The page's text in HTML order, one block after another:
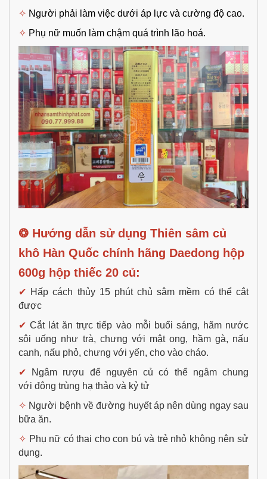
✧ Người phải làm việc dưới áp lực và cường độ cao.
✧ Phụ nữ muốn làm chậm quá trình lão hoá.
❂ Hướng dẫn sử dụng Thiên sâm củ
khô Hàn Quốc chính hãng Daedong hộp
600g hộp thiếc 20 củ:
✔ Hấp cách thủy 15 phút chủ sâm mềm có thể cắt
được
✔Cắt lát ăn trực tiếp vào mỗi buổi sáng, hãm nước
sôi uống như trà, chưng với mật ong, hầm gà, nấu
canh, nấu phỏ, chưng với yến, cho vào cháo.
✔
Ngâm rượu để nguyên củ có thể ngâm chung
với đông trùng hạ thảo và kỷ tử
✧ Người bệnh về đường huyết áp nên dùng ngay sau
bữa ăn.
✧ Phụ nữ có thai cho con bú và trẻ nhỏ không nên sử
dụng.